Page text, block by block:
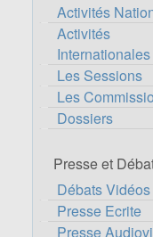
Activités
Activités
Internationales
Les Sessions
Les
Dossiers
Presse et
Débats Vidéos
Presse Ecrite
Presse